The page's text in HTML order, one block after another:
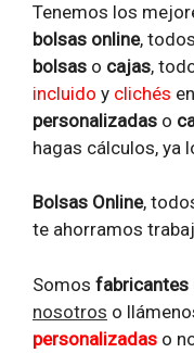
Tenemos los
bolsas online,
bolsas o cajas,
incluido y clichés
personalizadas o
hagas cálculos, ya
Bolsas Online,
te ahorramos
Somos fabricantes
nosotros o
personalizadas o